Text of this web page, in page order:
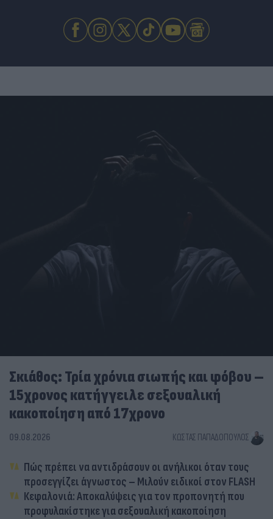
Σκιάθος: Τρία χρόνια σιωπής και φόβου –
15χρονος κατήγγειλε σεξουαλική
κακοποίηση από 17χρονο
09.08.2026 ΚΏΣΤΑΣ ΠΑΠΑΔΌΠΟΥΛΟΣ
Πώς πρέπει να αντιδράσουν οι ανήλικοι όταν τους
προσεγγίζει άγνωστος – Μιλούν ειδικοί στον FLASH
Κεφαλονιά: Αποκαλύψεις για τον προπονητή που
προφυλακίστηκε για σεξουαλική κακοποίηση